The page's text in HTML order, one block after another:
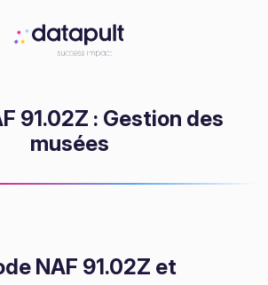
91.02Z : Gestion des
musées
NAF 91.02Z et